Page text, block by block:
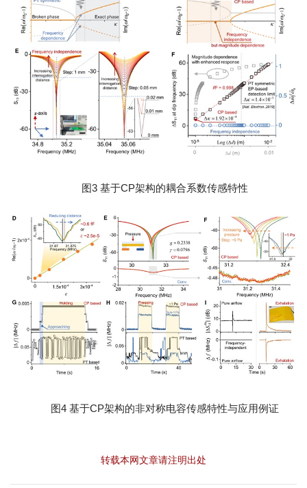
图3 基于CP架构的耦合系数传感特性
图4 基于CP架构的非对称电容传感特性与应用例证
转载本网文章请注明出处